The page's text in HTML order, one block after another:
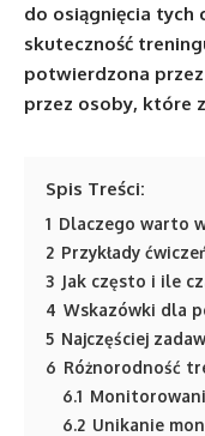
do osiągnięcia tych
skuteczność
potwierdzona
przez osoby, które
Spis Treści:
1 Dlaczego warto
2 Przykłady
3 Jak często i ile
4 Wskazówki dla
5 Najczęściej
6 Różnorodność
6.1
6.2 Unikanie